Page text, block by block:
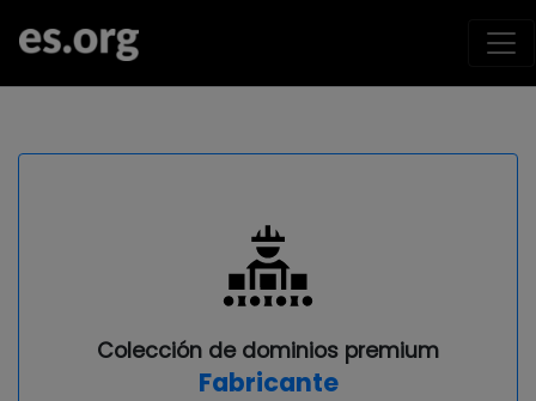
Colección de dominios premium
Fabricante